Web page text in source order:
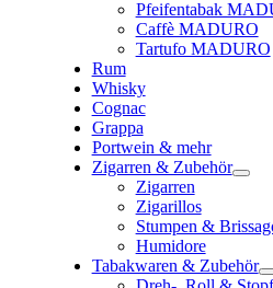
Pfeifentabak
Caffè MADURO
Tartufo MADURO
Rum
Whisky
Cognac
Grappa
Portwein & mehr
Zigarren & Zubehör
Zigarren
Zigarillos
Stumpen &
Humidore
Tabakwaren & Zubehör